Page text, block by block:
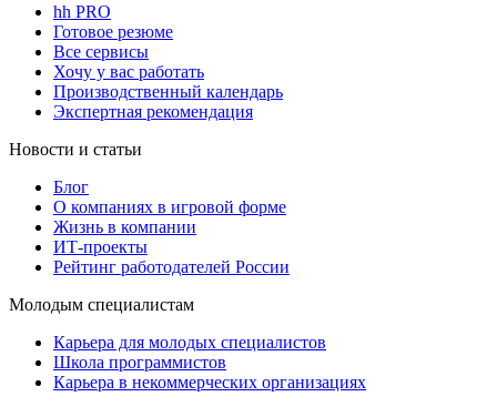
hh PRO
Готовое резюме
Все сервисы
Хочу у вас работать
Производственный календарь
Экспертная рекомендация
Новости и статьи
Блог
О компаниях в игровой форме
Жизнь в компании
ИТ-проекты
Рейтинг работодателей России
Молодым специалистам
Карьера для молодых специалистов
Школа программистов
Карьера в некоммерческих организациях